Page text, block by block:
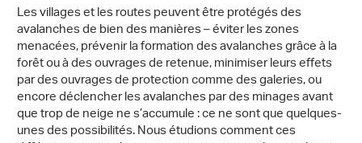
Les villages et les routes peuvent être protégés des
avalanches de bien des manières – éviter les zones
menacées, prévenir la formation des avalanches grâce à la
forêt ou à des ouvrages de retenue, minimiser leurs effets
par des ouvrages de protection comme des galeries, ou
encore déclencher les avalanches par des minages avant
que trop de neige ne s’accumule : ce ne sont que quelques-
unes des possibilités. Nous étudions comment ces